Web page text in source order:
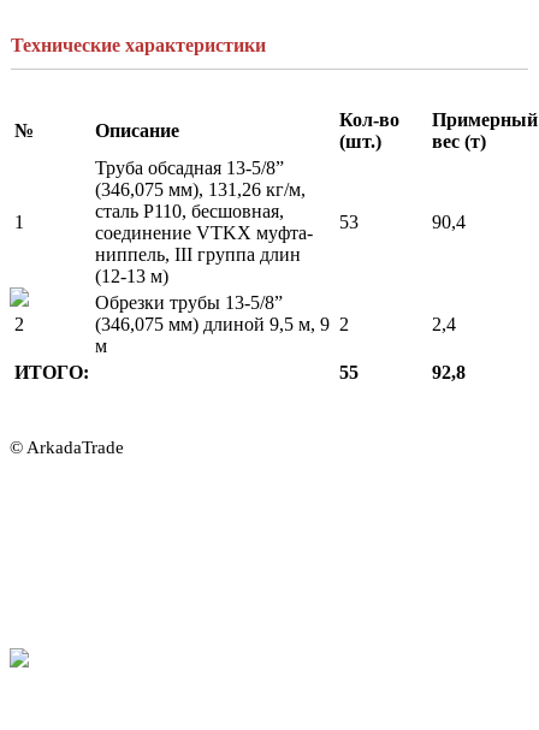
Технические характеристики
№ Описание
Кол-во
(шт.)
Примерный
вес (т)
1
Труба обсадная 13-5/8”
(346,075 мм), 131,26 кг/м,
сталь P110, бесшовная,
соединение VTKX муфта-
ниппель, III группа длин
(12-13 м)
53 90,4
2
Обрезки трубы 13-5/8”
(346,075 мм) длиной 9,5 м, 9
м
2 2,4
ИТОГО: 55 92,8
© ArkadaTrade